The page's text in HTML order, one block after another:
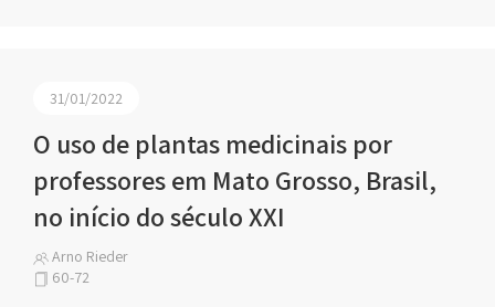
31/01/2022
O uso de plantas medicinais por
professores em Mato Grosso, Brasil,
no início do século XXI
Arno Rieder
60-72